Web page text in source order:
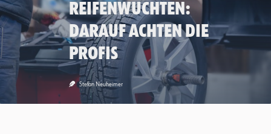
Reifenwuchten:
Darauf achten die
Profis
Stefan Neuheimer